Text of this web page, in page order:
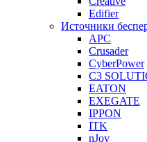
Edifier
Источники
APC
Crusader
CyberPower
C3
EATON
EXEGATE
IPPON
ITK
nJoy